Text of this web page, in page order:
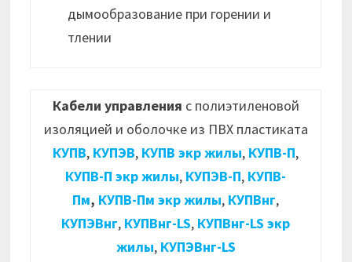
дымообразование при горении и
тлении
Кабели управления с полиэтиленовой
изоляцией и оболочке из ПВХ пластиката
КУПВ, КУПЭВ, КУПВ экр жилы, КУПВ-П,
КУПВ-П экр жилы, КУПЭВ-П, КУПВ-
Пм, КУПВ-Пм экр жилы, КУПВнг,
КУПЭВнг, КУПВнг-LS, КУПВнг-LS экр
жилы, КУПЭВнг-LS